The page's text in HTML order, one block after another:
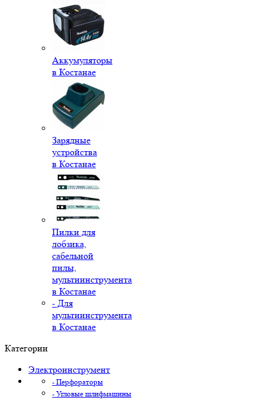
Аккумуляторы
в Костанае
Зарядные
устройства
в Костанае
Пилки для
лобзика,
сабельной
пилы,
мультиинструмента
в Костанае
- Для
мультиинструмента
в Костанае
Категории
Электроинструмент
- Перфораторы
- Угловые шлифмашины